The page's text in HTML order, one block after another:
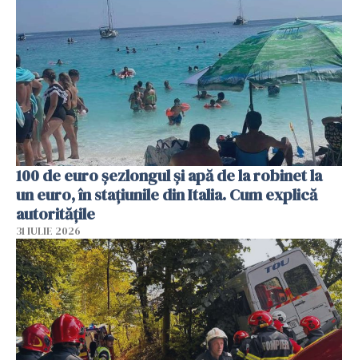
100 de euro șezlongul și apă de la robinet la
un euro, în stațiunile din Italia. Cum explică
autoritățile
31 IULIE 2026